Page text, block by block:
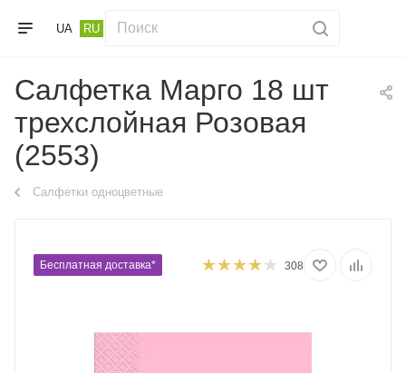
UA RU
Салфетка Марго 18 шт
трехслойная Розовая
(2553)
Салфетки одноцветные
Бесплатная доставка* 308